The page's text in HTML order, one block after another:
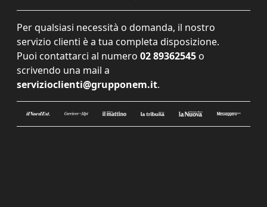
Per qualsiasi necessità o domanda, il nostro
servizio clienti è a tua completa disposizione.
Puoi contattarci al numero 02 89362545 o
scrivendo una mail a
servizioclienti@grupponem.it.